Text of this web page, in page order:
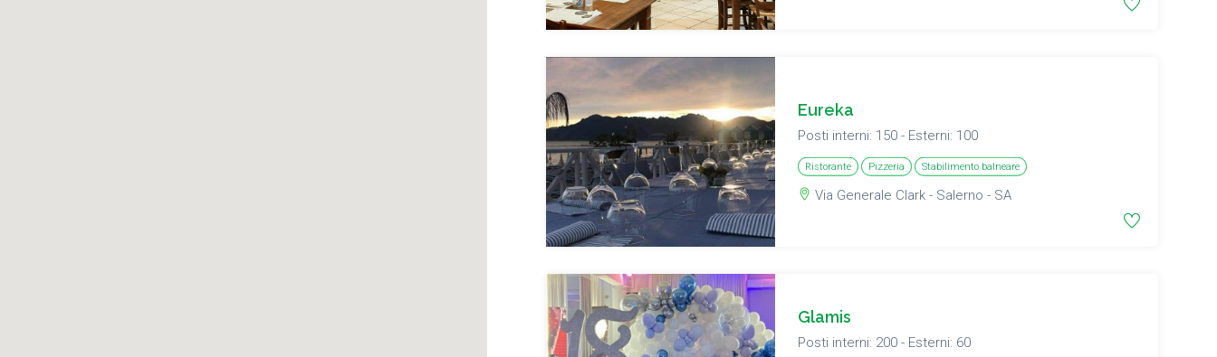
Eureka
Posti interni: 150 - Esterni: 100
Ristorante Pizzeria Stabilimento balneare
Via Generale Clark - Salerno - SA
Glamis
Posti interni: 200 - Esterni: 60